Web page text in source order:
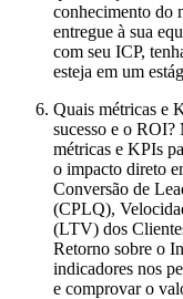
conhecimento do
entregue à sua
com seu ICP,
esteja em um
Quais métricas e
sucesso e o ROI?
métricas e KPIs
o impacto direto
Conversão de
(CPLQ),
(LTV) dos
Retorno sobre o
indicadores nos
e comprovar o